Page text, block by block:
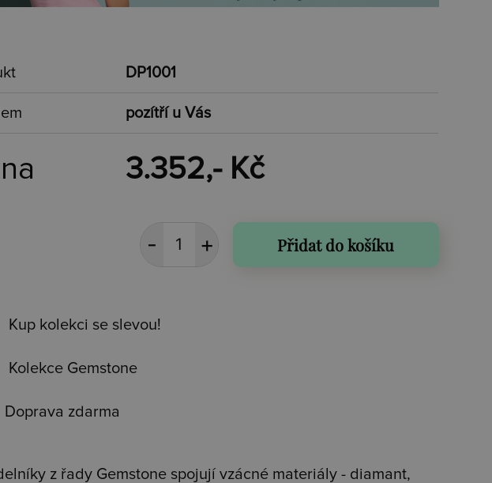
DP1001
pozítří u Vás
3.352,- Kč
Přidat do košíku
Kup kolekci se slevou!
Kolekce Gemstone
Doprava zdarma
z řady Gemstone spojují vzácné materiály - diamant,